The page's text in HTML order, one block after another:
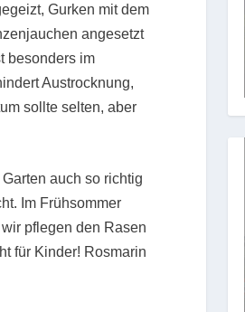
Gurken mit dem
angesetzt
besonders im
Austrocknung,
sollte selten, aber
auch so richtig
Im Frühsommer
pflegen den Rasen
für Kinder! Rosmarin